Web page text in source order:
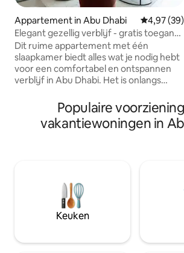
Appartement in Abu Dhabi
4,97 (39)
Elegant gezellig verblijf - gratis toegang
tot het strand voor 3 gasten
Dit ruime appartement met één
slaapkamer biedt alles wat je nodig hebt
voor een comfortabel en ontspannen
verblijf in Abu Dhabi. Het is onlangs
hoge kwaliteit en ligt op slechts 2
minuten lopen van Soul Beach en de
Mamsha-promenade, in het hart van het
van de regio! Ik woon in de buurt, hou
van deze kustlijn en ben altijd blij om
tips en favoriete plekken te delen om je
verblijf onvergetelijk te maken.
Populaire
vakantiewoningen in
Keuken